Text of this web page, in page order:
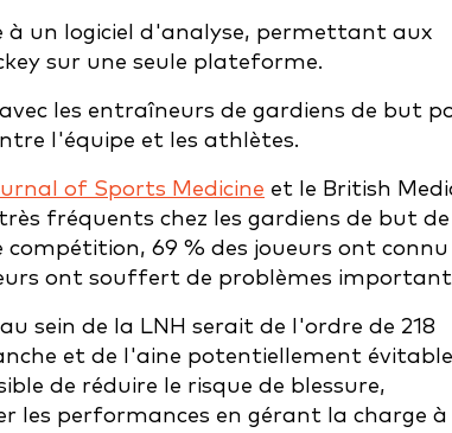
à un logiciel d'analyse, permettant aux
sur une seule plateforme.
les entraîneurs de gardiens de but
l'équipe et les athlètes.
of Sports Medicine et le British
fréquents chez les gardiens de but de
compétition, 69 % des joueurs ont connu
ont souffert de problèmes
au sein de la LNH serait de l'ordre de 218
et de l'aine potentiellement
de réduire le risque de blessure,
les performances en gérant la charge à